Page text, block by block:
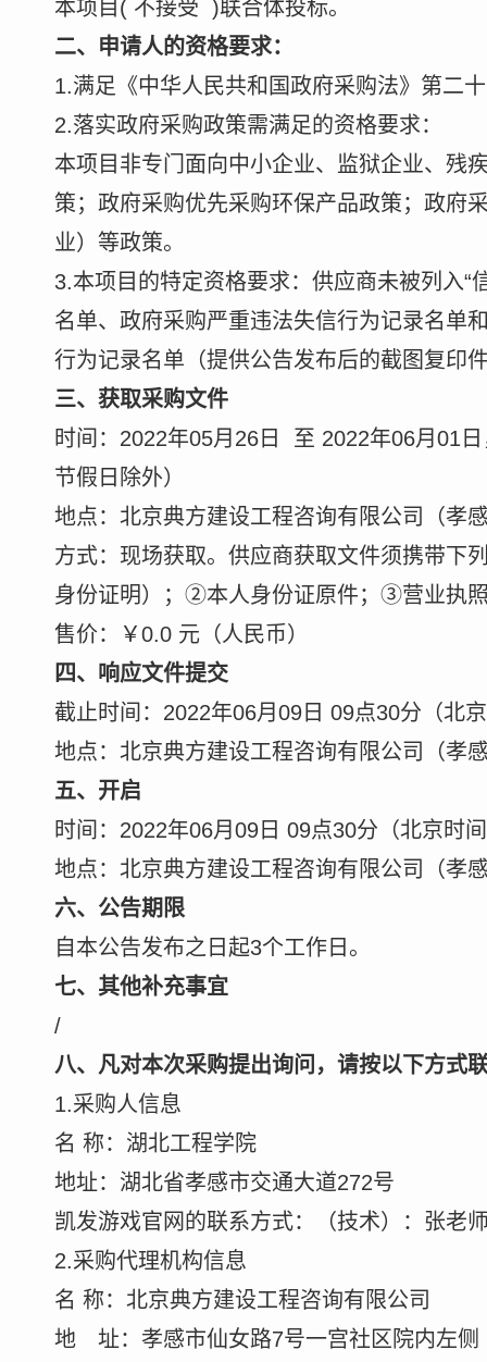
本项目( 不接受 )联合体投标。
二、申请人的资格要求：
1.满足《中华人民共和国政府采购法》第二
2.落实政府采购政策需满足的资格要求：
本项目非专门面向中小企业、监狱企业、残
策；政府采购优先采购环保产品政策；政府
业）等政策。
3.本项目的特定资格要求：供应商未被列入“
名单、政府采购严重违法失信行为记录名单
行为记录名单（提供公告发布后的截图复印
三、获取采购文件
时间：2022年05月26日 至 2022年06月01
节假日除外）
地点：北京典方建设工程咨询有限公司（孝
方式：现场获取。供应商获取文件须携带下
身份证明）；②本人身份证原件；③营业执
售价：￥0.0 元（人民币）
四、响应文件提交
截止时间：2022年06月09日 09点30分（北
地点：北京典方建设工程咨询有限公司（孝
五、开启
时间：2022年06月09日 09点30分（北京时
地点：北京典方建设工程咨询有限公司（孝
六、公告期限
自本公告发布之日起3个工作日。
七、其他补充事宜
/
八、凡对本次采购提出询问，请按以下方式
1.采购人信息
名 称：湖北工程学院
地址：湖北省孝感市交通大道
凯发游戏官网的联系方式：（技术）
2.采购代理机构信息
名 称：北京典方建设工程
地 址：孝感市仙女路7号